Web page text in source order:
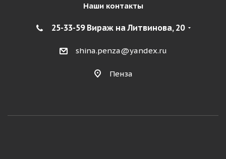
Наши контакты
25-33-59 Вираж на Литвинова, 20
shina.penza@yandex.ru
Пенза